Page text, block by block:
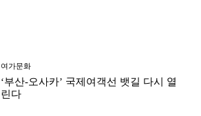
여가문화
‘부산-오사카’ 국제여객선 뱃길 다시 열
린다